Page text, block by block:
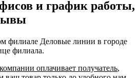
и график работы,
филиале Деловые линии в городе
филиала.
оплачивает получатель,